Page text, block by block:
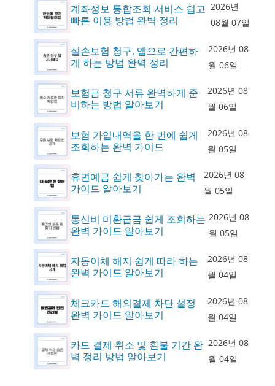
계좌정보 통합조회 서비스 쉽고
빠른 이용 방법 완벽 정리
2026년
08월 07일
실손보험 청구, 앱으로 간편하
게 하는 방법 완벽 정리
2026년 08
월 06일
보험금 청구 서류 완벽하게 준
비하는 방법 알아보기
2026년 08
월 06일
보험 가입내역을 한 번에 쉽게
조회하는 완벽 가이드
2026년 08
월 05일
휴면예금 쉽게 찾아가는 완벽
가이드 알아보기
2026년 08
월 05일
통신비 미환급금 쉽게 조회하는
완벽 가이드 알아보기
2026년 08
월 05일
자동이체 해지 쉽게 따라 하는
완벽 가이드 알아보기
2026년 08
월 04일
체크카드 해외결제 차단 설정
완벽 가이드 알아보기
2026년 08
월 04일
카드 결제 취소 및 환불 기간 완
벽 정리 방법 알아보기
2026년 08
월 04일